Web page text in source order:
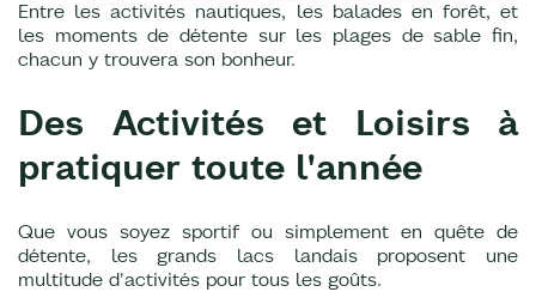
Entre les activités nautiques, les balades en forêt, et
les moments de détente sur les plages de sable fin,
chacun y trouvera son bonheur.
Des Activités et Loisirs à
pratiquer toute l'année
Que vous soyez sportif ou simplement en quête de
détente, les grands lacs landais proposent une
multitude d'activités pour tous les goûts.